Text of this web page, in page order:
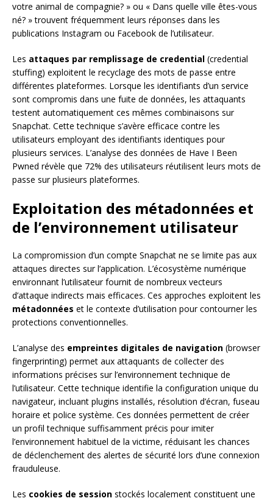
votre animal de compagnie? » ou « Dans quelle ville êtes-vous
né? » trouvent fréquemment leurs réponses dans les
publications Instagram ou Facebook de l’utilisateur.
Les attaques par remplissage de credential (credential
stuffing) exploitent le recyclage des mots de passe entre
différentes plateformes. Lorsque les identifiants d’un service
sont compromis dans une fuite de données, les attaquants
testent automatiquement ces mêmes combinaisons sur
Snapchat. Cette technique s’avère efficace contre les
utilisateurs employant des identifiants identiques pour
plusieurs services. L’analyse des données de Have I Been
Pwned révèle que 72% des utilisateurs réutilisent leurs mots de
passe sur plusieurs plateformes.
Exploitation des métadonnées et
de l’environnement utilisateur
La compromission d’un compte Snapchat ne se limite pas aux
attaques directes sur l’application. L’écosystème numérique
environnant l’utilisateur fournit de nombreux vecteurs
d’attaque indirects mais efficaces. Ces approches exploitent les
métadonnées et le contexte d’utilisation pour contourner les
protections conventionnelles.
L’analyse des empreintes digitales de navigation (browser
fingerprinting) permet aux attaquants de collecter des
informations précises sur l’environnement technique de
l’utilisateur. Cette technique identifie la configuration unique du
navigateur, incluant plugins installés, résolution d’écran, fuseau
horaire et police système. Ces données permettent de créer
un profil technique suffisamment précis pour imiter
l’environnement habituel de la victime, réduisant les chances
de déclenchement des alertes de sécurité lors d’une connexion
frauduleuse.
Les cookies de session stockés localement constituent une